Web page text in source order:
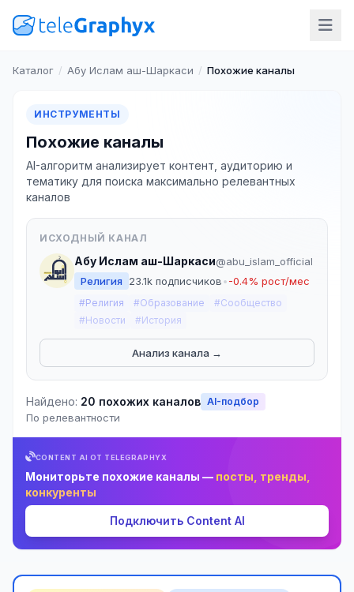
Каталог / Абу Ислам аш-Шаркаси / Похожие каналы
ИНСТРУМЕНТЫ
Похожие каналы
AI-алгоритм анализирует контент, аудиторию и
тематику для поиска максимально релевантных
каналов
ИСХОДНЫЙ КАНАЛ
Абу Ислам аш-Шаркаси@abu_islam_official
Религия
23.1k подписчиков•-0.4% рост/мес
#Религия #Образование
#Сообщество
#Новости
#История
Анализ канала →
Найдено: 20 похожих каналов AI-подбор
По релевантности
CONTENT AI ОТ TELEGRAPHYX
Мониторьте похожие каналы — посты, тренды,
конкуренты
Подключить Content AI